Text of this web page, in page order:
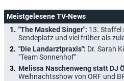
Meistgelesene TV-News
"The Masked Singer": 13. Staffel
Sendeplatz und viel früher als
"Die Landarztpraxis": Dr. Sarah
"Team Sonnenhof"
Melissa Naschenweng statt DJ
Weihnachtsshow von ORF und